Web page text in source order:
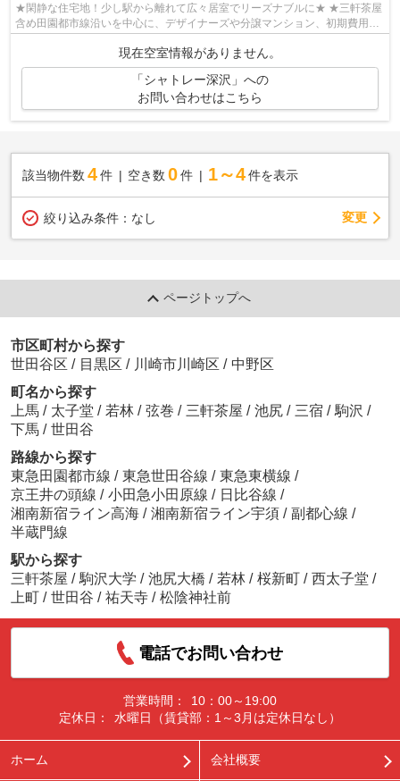
★閑静な住宅地！少し駅から離れて広々居室でリーズナブルに★ ★三軒茶屋
含め田園都市線沿いを中心に、デザイナーズや分譲マンション、初期費用を
現在空室情報がありません。
「シャトレー深沢」への
お問い合わせはこちら
該当物件数 4件 空き数 0 件 1～4 件を表示
絞り込み条件： なし 変更
ページトップへ
市区町村から探す
世田谷区 / 目黒区 / 川崎市川崎区 / 中野区
町名から探す
上馬 / 太子堂 / 若林 / 弦巻 / 三軒茶屋 / 池尻 / 三宿 / 駒沢 /
下馬 / 世田谷
路線から探す
東急田園都市線 / 東急世田谷線 / 東急東横線 /
京王井の頭線 / 小田急小田原線 / 日比谷線 /
湘南新宿ライン高海 / 湘南新宿ライン宇須 / 副都心線 /
半蔵門線
駅から探す
三軒茶屋 / 駒沢大学 / 池尻大橋 / 若林 / 桜新町 / 西太子堂 /
上町 / 世田谷 / 祐天寺 / 松陰神社前
電話でお問い合わせ
営業時間：
10：00～19:00
定休日：
水曜日（賃貸部：1～3月は定休日なし）
ホーム 会社概要